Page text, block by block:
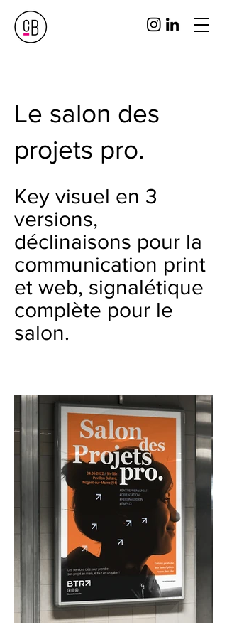
Le salon des
projets pro.
Key visuel en 3
versions,
déclinaisons pour la
communication print
et web, signalétique
complète pour le
salon.